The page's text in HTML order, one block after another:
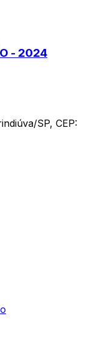
- 2024
SP, CEP: